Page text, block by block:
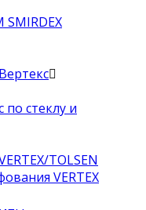
стеклу и
TOLSEN
VERTEX